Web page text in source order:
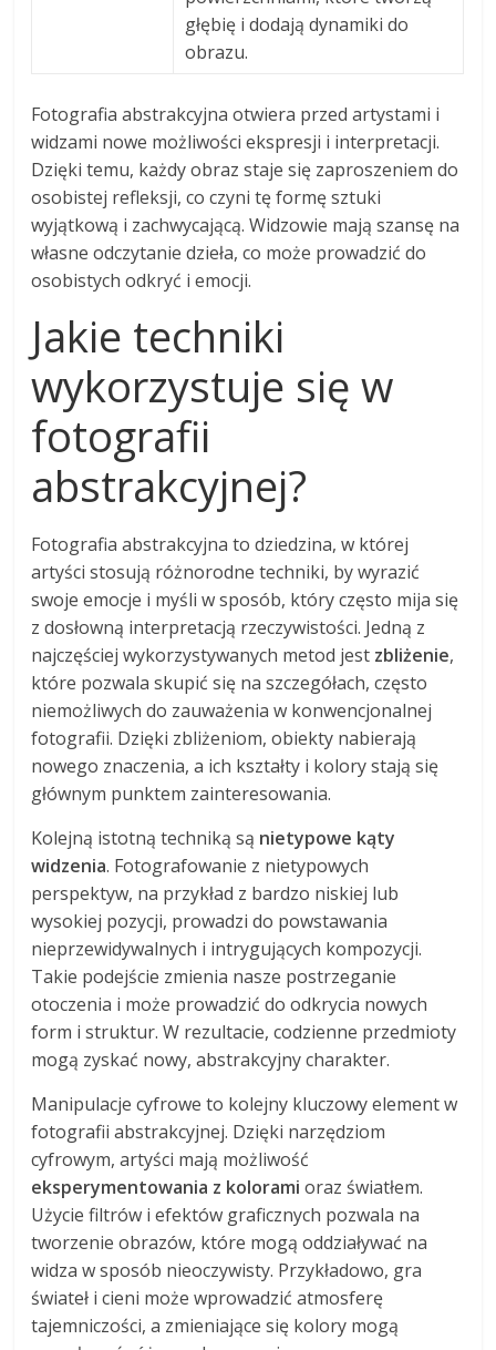
głębię i dodają dynamiki do
obrazu.
Fotografia abstrakcyjna otwiera przed artystami i
widzami nowe możliwości ekspresji i interpretacji.
Dzięki temu, każdy obraz staje się zaproszeniem do
osobistej refleksji, co czyni tę formę sztuki
wyjątkową i zachwycającą. Widzowie mają szansę na
własne odczytanie dzieła, co może prowadzić do
osobistych odkryć i emocji.
Jakie techniki
wykorzystuje się w
fotografii
abstrakcyjnej?
Fotografia abstrakcyjna to dziedzina, w której
artyści stosują różnorodne techniki, by wyrazić
swoje emocje i myśli w sposób, który często mija się
z dosłowną interpretacją rzeczywistości. Jedną z
najczęściej wykorzystywanych metod jest zbliżenie,
które pozwala skupić się na szczegółach, często
niemożliwych do zauważenia w konwencjonalnej
fotografii. Dzięki zbliżeniom, obiekty nabierają
nowego znaczenia, a ich kształty i kolory stają się
głównym punktem zainteresowania.
Kolejną istotną techniką są nietypowe kąty
widzenia. Fotografowanie z nietypowych
perspektyw, na przykład z bardzo niskiej lub
wysokiej pozycji, prowadzi do powstawania
nieprzewidywalnych i intrygujących kompozycji.
Takie podejście zmienia nasze postrzeganie
otoczenia i może prowadzić do odkrycia nowych
form i struktur. W rezultacie, codzienne przedmioty
mogą zyskać nowy, abstrakcyjny charakter.
Manipulacje cyfrowe to kolejny kluczowy element w
fotografii abstrakcyjnej. Dzięki narzędziom
cyfrowym, artyści mają możliwość
eksperymentowania z kolorami oraz światłem.
Użycie filtrów i efektów graficznych pozwala na
tworzenie obrazów, które mogą oddziaływać na
widza w sposób nieoczywisty. Przykładowo, gra
świateł i cieni może wprowadzić atmosferę
tajemniczości, a zmieniające się kolory mogą